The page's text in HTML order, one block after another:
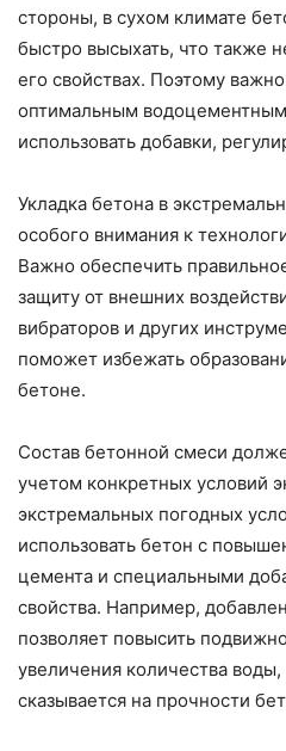
стороны, в сухом климате
быстро высыхать, что также
его свойствах. Поэтому
оптимальным
использовать добавки,
Укладка бетона в
особого внимания к
Важно обеспечить
защиту от внешних
вибраторов и других
поможет избежать
бетоне.
Состав бетонной смеси
учетом конкретных условий
экстремальных погодных
использовать бетон с
цемента и специальными
свойства. Например,
позволяет повысить
увеличения количества
сказывается на прочности